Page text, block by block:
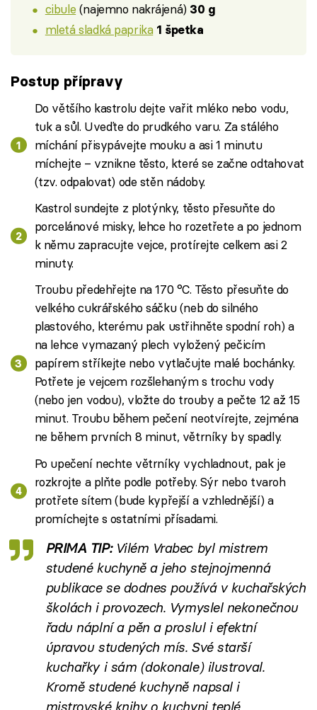
cibule (najemno nakrájená) 30 g
mletá sladká paprika 1 špetka
Postup přípravy
Do většího kastrolu dejte vařit mléko nebo vodu,
tuk a sůl. Uveďte do prudkého varu. Za stálého
míchání přisypávejte mouku a asi 1 minutu
míchejte – vznikne těsto, které se začne odtahovat
(tzv. odpalovat) ode stěn nádoby.
Kastrol sundejte z plotýnky, těsto přesuňte do
porcelánové misky, lehce ho rozetřete a po jednom
k němu zapracujte vejce, protírejte celkem asi 2
minuty.
Troubu předehřejte na 170 °C. Těsto přesuňte do
velkého cukrářského sáčku (neb do silného
plastového, kterému pak ustřihněte spodní roh) a
na lehce vymazaný plech vyložený pečicím
papírem stříkejte nebo vytlačujte malé bochánky.
Potřete je vejcem rozšlehaným s trochu vody
(nebo jen vodou), vložte do trouby a pečte 12 až 15
minut. Troubu během pečení neotvírejte, zejména
ne během prvních 8 minut, větrníky by spadly.
Po upečení nechte větrníky vychladnout, pak je
rozkrojte a plňte podle potřeby. Sýr nebo tvaroh
protřete sítem (bude kypřejší a vzhlednější) a
promíchejte s ostatními přísadami.
PRIMA TIP:Vilém Vrabec byl mistrem
studené kuchyně a jeho stejnojmenná
publikace se dodnes používá v kuchařských
školách i provozech. Vymyslel nekonečnou
řadu náplní a pěn a proslul i efektní
úpravou studených mís. Své starší
kuchařky i sám (dokonale) ilustroval.
Kromě studené kuchyně napsal i
mistrovské knihy o kuchyni teplé,